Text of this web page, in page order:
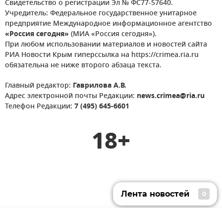
Свидетельство о регистрации Эл № ФС77-57640.
Учредитель: Федеральное государственное унитарное
предприятие Международное информационное агентство
«Россия сегодня» (МИА «Россия сегодня»).
При любом использовании материалов и новостей сайта
РИА Новости Крым гиперссылка на https://crimea.ria.ru
обязательна не ниже второго абзаца текста.
Главный редактор: Гаврилова А.В.
Адрес электронной почты Редакции: news.crimea@ria.ru
Телефон Редакции: 7 (495) 645-6601
18+
Лента новостей 0